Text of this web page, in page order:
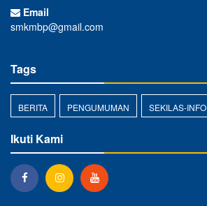
Email
smkmbp@gmail.com
Tags
BERITA PENGUMUMAN SEKILAS-INFO
Ikuti Kami